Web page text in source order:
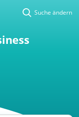
Suche ändern